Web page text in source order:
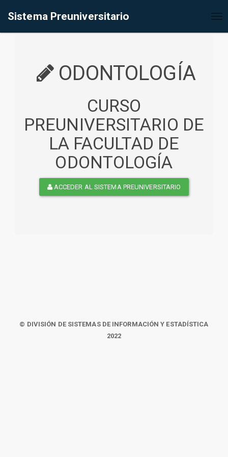
Sistema Preuniversitario
ODONTOLOGÍA
CURSO
PREUNIVERSITARIO DE
LA FACULTAD DE
ODONTOLOGÍA
ACCEDER AL SISTEMA PREUNIVERSITARIO
© DIVISIÓN DE SISTEMAS DE INFORMACIÓN Y ESTADÍSTICA
2022